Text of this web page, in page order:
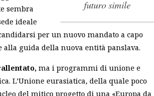
futuro simile
sembra
ideale
per un nuovo mandato a capo
alla guida della nuova entità panslava.
ma i programmi di unione e
L’Unione eurasiatica, della quale poco
del mitico progetto di una «Europa da